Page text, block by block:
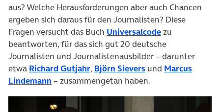
aus? Welche Herausforderungen aber auch Chancen
ergeben sich daraus für den Journalisten? Diese
Fragen versucht das Buch Universalcodezu
beantworten, für das sich gut 20 deutsche
Journalisten und Journalistenausbilder – darunter
etwa Richard Gutjahr, Björn Sievers und Marcus
Lindemann – zusammengetan haben.